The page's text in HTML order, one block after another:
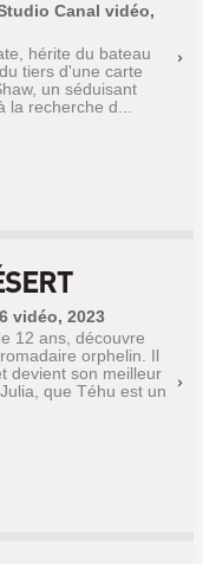
Canal vidéo,
hérite du bateau
tiers d'une carte
un séduisant
recherche d...
vidéo, 2023
12 ans, découvre
orphelin. Il
devient son meilleur
que Téhu est un